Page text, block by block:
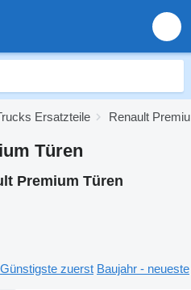
Ersatzteile Renault
Türen
Premium Türen
Günstigste zuerst Baujahr - neueste